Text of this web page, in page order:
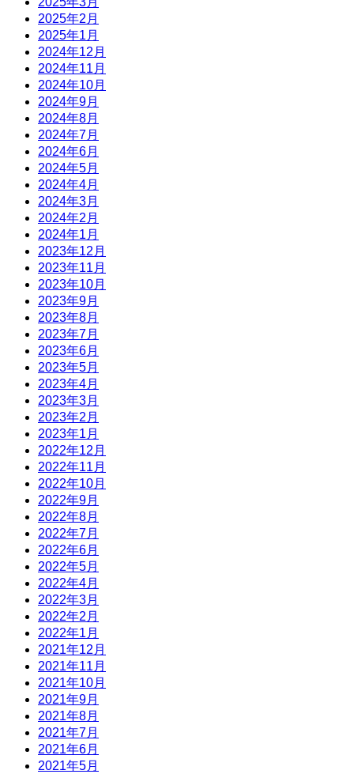
2025年2月
2025年1月
2024年12月
2024年11月
2024年10月
2024年9月
2024年8月
2024年7月
2024年6月
2024年5月
2024年4月
2024年3月
2024年2月
2024年1月
2023年12月
2023年11月
2023年10月
2023年9月
2023年8月
2023年7月
2023年6月
2023年5月
2023年4月
2023年3月
2023年2月
2023年1月
2022年12月
2022年11月
2022年10月
2022年9月
2022年8月
2022年7月
2022年6月
2022年5月
2022年4月
2022年3月
2022年2月
2022年1月
2021年12月
2021年11月
2021年10月
2021年9月
2021年8月
2021年7月
2021年6月
2021年5月